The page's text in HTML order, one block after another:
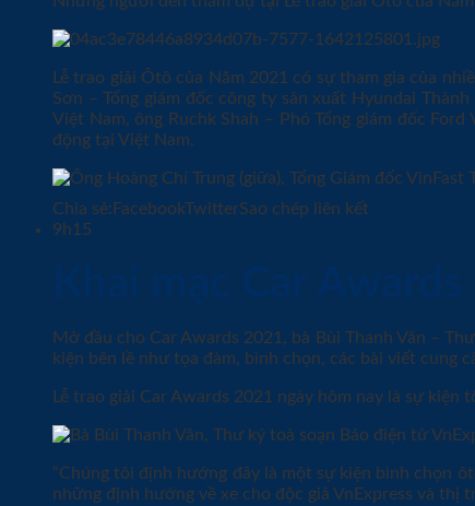
Lễ trao giải Ôtô của Năm 2021 có sự tham gia của
Sơn – Tổng giám đốc công ty sản xuất Hyundai
Việt Nam, ông Ruchk Shah – Phó Tổng giám đốc
động tại Việt Nam.
Chia sẻ: FacebookTwitterSao chép liên kết
9h15
Mở đầu cho Car Awards 2021, bà Bùi Thanh Vân –
kiện bên lề như tọa đàm, bình chọn, các bài viết cung
Lễ trao giải Car Awards 2021 ngày hôm nay là sự kiện
“Chúng tôi định hướng đây là một sự kiện bình chọn
những định hướng về xe cho độc giả VnExpress và thị